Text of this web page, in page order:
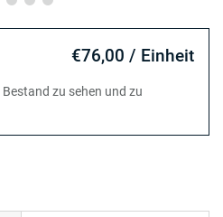
€76,00 / Einheit
zu sehen und zu